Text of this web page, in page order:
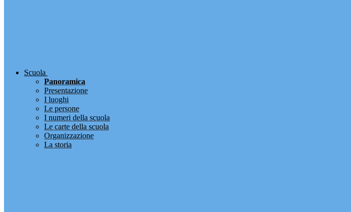
Scuola
Panoramica
Presentazione
I luoghi
Le persone
I numeri della scuola
Le carte della scuola
Organizzazione
La storia